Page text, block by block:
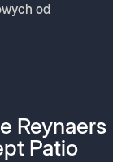
od
Reynaers
Patio